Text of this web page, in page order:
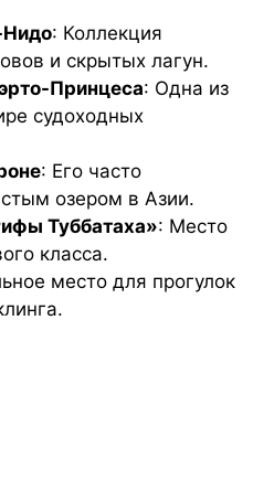
Нидо: Коллекция
и скрытых лагун.
Принцеса: Одна из
судоходных
: Его часто
озером в Азии.
Туббатаха»: Место
класса.
место для прогулок